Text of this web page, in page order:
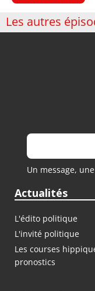
Les autres
Un message,
Actualités
L'édito politique
L'invité politique
Les courses
pronostics